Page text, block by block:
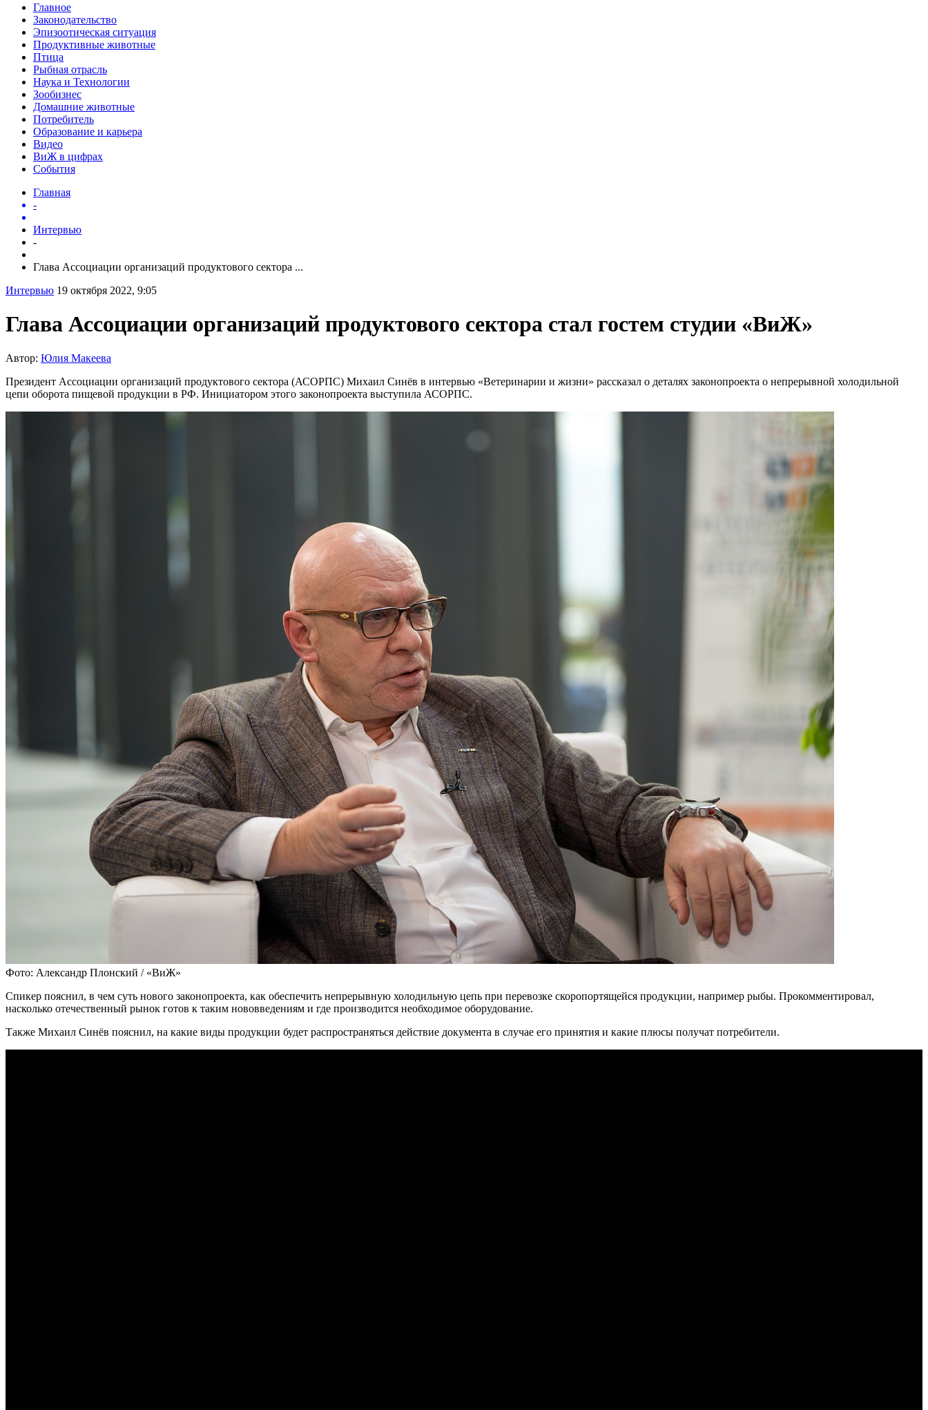
Главное
Законодательство
Эпизоотическая ситуация
Продуктивные животные
Птица
Рыбная отрасль
Наука и Технологии
Зообизнес
Домашние животные
Потребитель
Образование и карьера
Видео
ВиЖ в цифрах
События
Главная
-
Интервью
-
Глава Ассоциации организаций продуктового сектора ...
Интервью 19 октября 2022, 9:05
Глава Ассоциации организаций продуктового сектора стал гостем студии «ВиЖ»
Автор: Юлия Макеева
Президент Ассоциации организаций продуктового сектора (АСОРПС) Михаил Синёв в интервью «Ветеринарии и жизни» рассказал о деталях законопроекта о непрерывной холодильной
цепи оборота пищевой продукции в РФ. Инициатором этого законопроекта выступила АСОРПС.
Фото: Александр Плонский / «ВиЖ»
Спикер пояснил, в чем суть нового законопроекта, как обеспечить непрерывную холодильную цепь при перевозке скоропортящейся продукции, например рыбы. Прокомментировал,
насколько отечественный рынок готов к таким нововведениям и где производится необходимое оборудование.
Также Михаил Синёв пояснил, на какие виды продукции будет распространяться действие документа в случае его принятия и какие плюсы получат потребители.